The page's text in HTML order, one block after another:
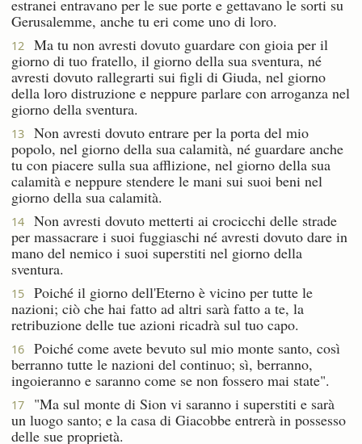
estranei entravano per le sue porte e gettavano le sorti su
Gerusalemme, anche tu eri come uno di loro.
12
Ma tu non avresti dovuto guardare con gioia per il
giorno di tuo fratello, il giorno della sua sventura, né
avresti dovuto rallegrarti sui figli di Giuda, nel giorno
della loro distruzione e neppure parlare con arroganza nel
giorno della sventura.
13
Non avresti dovuto entrare per la porta del mio
popolo, nel giorno della sua calamità, né guardare anche
tu con piacere sulla sua afflizione, nel giorno della sua
calamità e neppure stendere le mani sui suoi beni nel
giorno della sua calamità.
14
Non avresti dovuto metterti ai crocicchi delle strade
per massacrare i suoi fuggiaschi né avresti dovuto dare in
mano del nemico i suoi superstiti nel giorno della
sventura.
15
Poiché il giorno dell'Eterno è vicino per tutte le
nazioni; ciò che hai fatto ad altri sarà fatto a te, la
retribuzione delle tue azioni ricadrà sul tuo capo.
16
Poiché come avete bevuto sul mio monte santo, così
berranno tutte le nazioni del continuo; sì, berranno,
ingoieranno e saranno come se non fossero mai state".
17
"Ma sul monte di Sion vi saranno i superstiti e sarà
un luogo santo; e la casa di Giacobbe entrerà in possesso
delle sue proprietà.